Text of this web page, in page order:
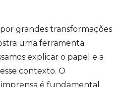
grandes transformações
uma ferramenta
explicar o papel e a
contexto. O
é fundamental